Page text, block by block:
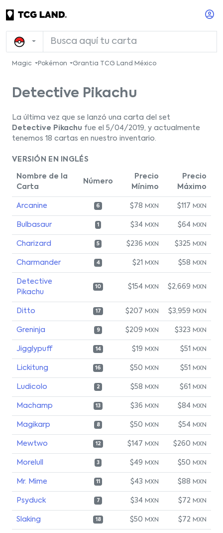
Magic Pokémon Grantia TCG Land México
Detective Pikachu
La última vez que se lanzó una carta del set
Detective Pikachu fue el 5/04/2019, y actualmente
tenemos 18 cartas en nuestro inventario.
VERSIÓN EN INGLÉS
Nombre de la
Carta
Número
Precio
Mínimo
Precio
Máximo
Arcanine 6 $78 MXN $117 MXN
Bulbasaur 1 $34 MXN $64 MXN
Charizard 5 $236 MXN $325 MXN
Charmander 4 $21 MXN $58 MXN
Detective
Pikachu
10 $154 MXN $2,669 MXN
Ditto 17 $207 MXN $3,959 MXN
Greninja 9 $209 MXN $323 MXN
Jigglypuff 14 $19 MXN $51 MXN
Lickitung 16 $50 MXN $51 MXN
Ludicolo 2 $58 MXN $61 MXN
Machamp 13 $36 MXN $84 MXN
Magikarp 8 $50 MXN $54 MXN
Mewtwo 12 $147 MXN $260 MXN
Morelull 3 $49 MXN $50 MXN
Mr. Mime 11 $43 MXN $88 MXN
Psyduck 7 $34 MXN $72 MXN
Slaking 18 $50 MXN $72 MXN